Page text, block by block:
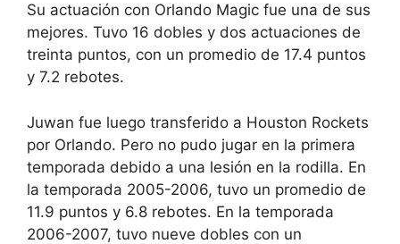
Su actuación con Orlando Magic fue una de sus
mejores. Tuvo 16 dobles y dos actuaciones de
treinta puntos, con un promedio de 17.4 puntos
y 7.2 rebotes.
Juwan fue luego transferido a Houston Rockets
por Orlando. Pero no pudo jugar en la primera
temporada debido a una lesión en la rodilla. En
la temporada 2005-2006, tuvo un promedio de
11.9 puntos y 6.8 rebotes. En la temporada
2006-2007, tuvo nueve dobles con un